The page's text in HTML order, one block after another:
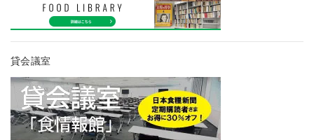
貸会議室